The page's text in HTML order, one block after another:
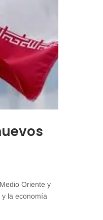
Oriente y
y la economía